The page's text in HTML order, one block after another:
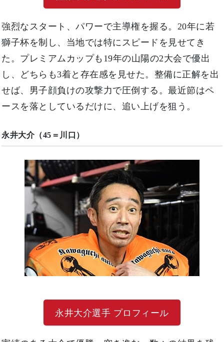
強烈なスタート、パワーで主導権を握る。20年に若
獅子杯を制し、当地では特にスピードを見せてき
た。プレミアムカップも19年の山陽の2大会で優出
し、どちらも3着と存在感を見せた。整備に正解を出
せば、男子顔負けの攻撃力で圧倒する。最近節はペ
ースを落としているだけに、追い上げを狙う。
永井大介（45＝川口）
永井大介選手 プロフィール